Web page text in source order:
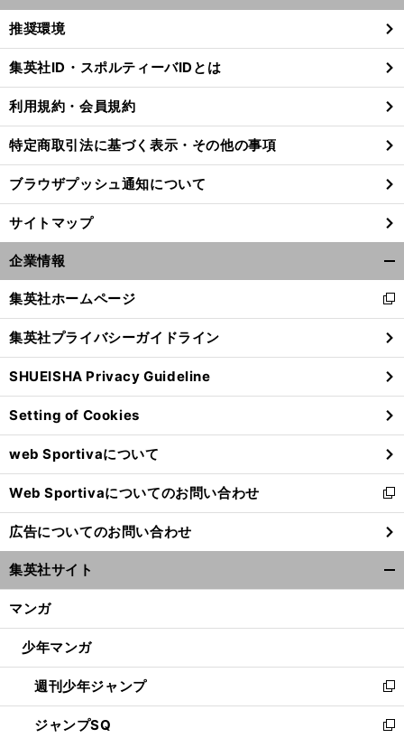
」
前
閉
る
推奨環境
集英社ID・スポルティーバIDとは
利用規約・会員規約
特定商取引法に基づく表示・その他の事項
ブラウザプッシュ通知について
サイトマップ
企業情報
閉
る
集英社ホームページ
新
し
い
ウ
ィ
ン
ド
ウ
で
開
く
集英社プライバシーガイドライン
SHUEISHA Privacy Guideline
Setting of Cookies
web Sportivaについて
Web Sportivaについてのお問い合わせ
新
し
い
ウ
ィ
ン
ウ
開
く
広告についてのお問い合わせ
集英社サイト
マンガ
少年マンガ
週刊少年ジャンプ
新
し
い
ジャンプSQ
新